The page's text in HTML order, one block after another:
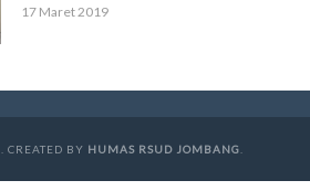
17 Maret 2019
CREATED BY HUMAS RSUD JOMBANG